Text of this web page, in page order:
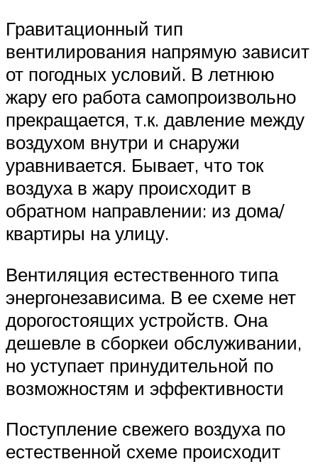
Гравитационный тип
вентилирования напрямую зависит
от погодных условий. В летнюю
жару его работа самопроизвольно
прекращается, т.к. давление между
воздухом внутри и снаружи
уравнивается. Бывает, что ток
воздуха в жару происходит в
обратном направлении: из дома/
квартиры на улицу.
Вентиляция естественного типа
энергонезависима. В ее схеме нет
дорогостоящих устройств. Она
дешевле в сборкеи обслуживании,
но уступает принудительной по
возможностям и эффективности
Поступление свежего воздуха по
естественной схеме происходит